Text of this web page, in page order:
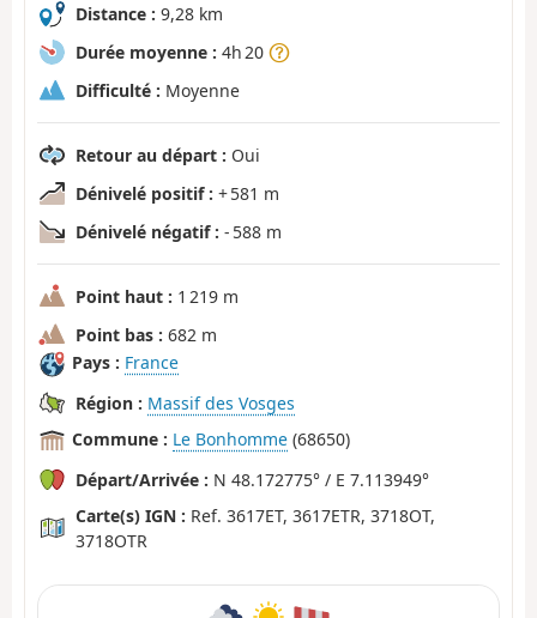
Distance : 9,28 km
Durée moyenne : 4h 20
Difficulté : Moyenne
Retour au départ : Oui
Dénivelé positif : + 581 m
Dénivelé négatif : - 588 m
Point haut : 1 219 m
Point bas : 682 m
Pays : France
Région : Massif des Vosges
Commune : Le Bonhomme (68650)
Départ/Arrivée : N 48.172775° / E 7.113949°
Carte(s) IGN : Ref. 3617ET, 3617ETR, 3718OT,
3718OTR